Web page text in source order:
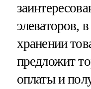
элеваторов,
хранении
предложит
оплаты и